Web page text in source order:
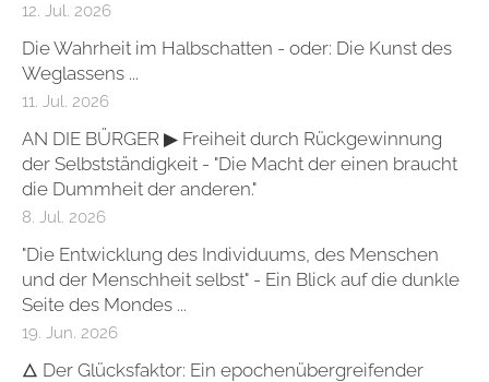
12. Jul. 2026
Die Wahrheit im Halbschatten - oder: Die Kunst des
Weglassens ...
11. Jul. 2026
AN DIE BÜRGER ▶ Freiheit durch Rückgewinnung
der Selbstständigkeit - "Die Macht der einen braucht
die Dummheit der anderen."
8. Jul. 2026
"Die Entwicklung des Individuums, des Menschen
und der Menschheit selbst" - Ein Blick auf die dunkle
Seite des Mondes ...
19. Jun. 2026
🜂 Der Glücksfaktor: Ein epochenübergreifender